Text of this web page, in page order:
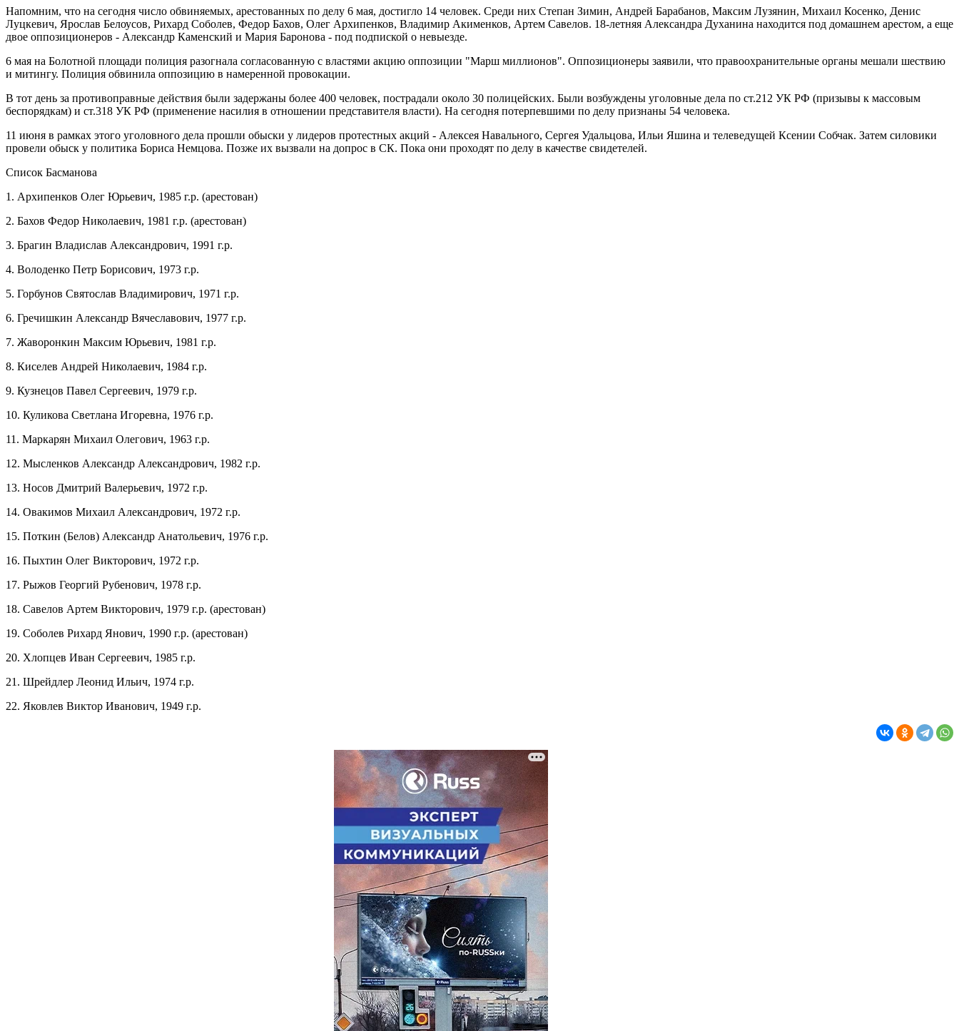
Напомним, что на сегодня число обвиняемых, арестованных по делу 6 мая, достигло 14 человек. Среди них Степан Зимин, Андрей Барабанов, Максим Лузянин, Михаил Косенко, Денис
Луцкевич, Ярослав Белоусов, Рихард Соболев, Федор Бахов, Олег Архипенков, Владимир Акименков, Артем Савелов. 18-летняя Александра Духанина находится под домашнем арестом, а еще
двое оппозиционеров - Александр Каменский и Мария Баронова - под подпиской о невыезде.
6 мая на Болотной площади полиция разогнала согласованную с властями акцию оппозиции "Марш миллионов". Оппозиционеры заявили, что правоохранительные органы мешали шествию
и митингу. Полиция обвинила оппозицию в намеренной провокации.
В тот день за противоправные действия были задержаны более 400 человек, пострадали около 30 полицейских. Были возбуждены уголовные дела по ст.212 УК РФ (призывы к массовым
беспорядкам) и ст.318 УК РФ (применение насилия в отношении представителя власти). На сегодня потерпевшими по делу признаны 54 человека.
11 июня в рамках этого уголовного дела прошли обыски у лидеров протестных акций - Алексея Навального, Сергея Удальцова, Ильи Яшина и телеведущей Ксении Собчак. Затем силовики
провели обыск у политика Бориса Немцова. Позже их вызвали на допрос в СК. Пока они проходят по делу в качестве свидетелей.
Список Басманова
1. Архипенков Олег Юрьевич, 1985 г.р. (арестован)
2. Бахов Федор Николаевич, 1981 г.р. (арестован)
3. Брагин Владислав Александрович, 1991 г.р.
4. Володенко Петр Борисович, 1973 г.р.
5. Горбунов Святослав Владимирович, 1971 г.р.
6. Гречишкин Александр Вячеславович, 1977 г.р.
7. Жаворонкин Максим Юрьевич, 1981 г.р.
8. Киселев Андрей Николаевич, 1984 г.р.
9. Кузнецов Павел Сергеевич, 1979 г.р.
10. Куликова Светлана Игоревна, 1976 г.р.
11. Маркарян Михаил Олегович, 1963 г.р.
12. Мысленков Александр Александрович, 1982 г.р.
13. Носов Дмитрий Валерьевич, 1972 г.р.
14. Овакимов Михаил Александрович, 1972 г.р.
15. Поткин (Белов) Александр Анатольевич, 1976 г.р.
16. Пыхтин Олег Викторович, 1972 г.р.
17. Рыжов Георгий Рубенович, 1978 г.р.
18. Савелов Артем Викторович, 1979 г.р. (арестован)
19. Соболев Рихард Янович, 1990 г.р. (арестован)
20. Хлопцев Иван Сергеевич, 1985 г.р.
21. Шрейдлер Леонид Ильич, 1974 г.р.
22. Яковлев Виктор Иванович, 1949 г.р.